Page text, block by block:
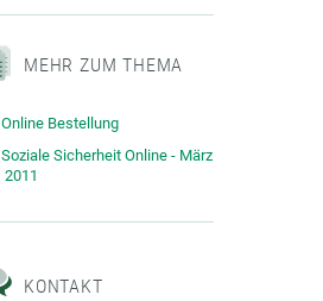
MEHR ZUM THEMA
Online Bestellung
Soziale Sicherheit Online - März
2011
KONTAKT